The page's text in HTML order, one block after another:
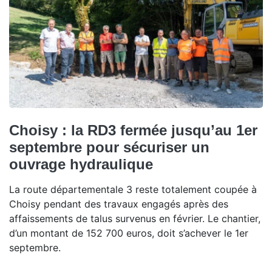
Choisy : la RD3 fermée jusqu’au 1er
septembre pour sécuriser un
ouvrage hydraulique
La route départementale 3 reste totalement coupée à
Choisy pendant des travaux engagés après des
affaissements de talus survenus en février. Le chantier,
d’un montant de 152 700 euros, doit s’achever le 1er
septembre.